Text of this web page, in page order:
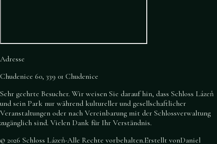
Adresse
Chudenice 60, 339 01 Chudenice
Sehr geehrte Besucher. Wir weisen Sie darauf hin, dass Schloss Lázeň
und sein Park nur während kultureller und gesellschaftlicher
Veranstaltungen oder nach Vereinbarung mit der Schlossverwaltung
zugänglich sind. Vielen Dank für Ihr Verständnis.
© 2026 Schloss Lázeň-Alle Rechte vorbehalten.Erstellt vonDaniel